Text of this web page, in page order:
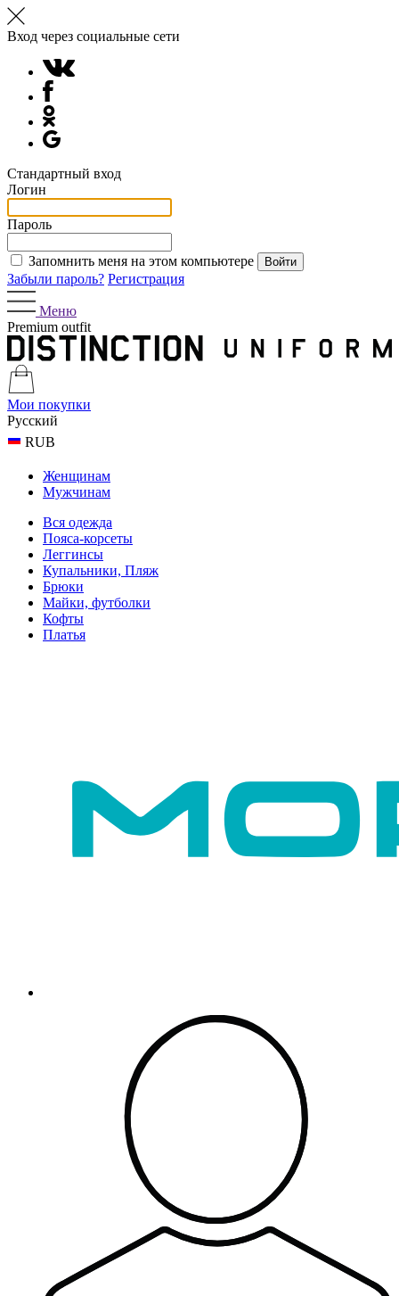
Вход через социальные сети
Стандартный вход
Логин
Пароль
Запомнить меня на этом компьютере
Забыли пароль? Регистрация
Меню
Premium outfit
Мои покупки
Русский
RUB
Женщинам
Мужчинам
Вся одежда
Пояса-корсеты
Леггинсы
Купальники, Пляж
Брюки
Майки, футболки
Кофты
Платья